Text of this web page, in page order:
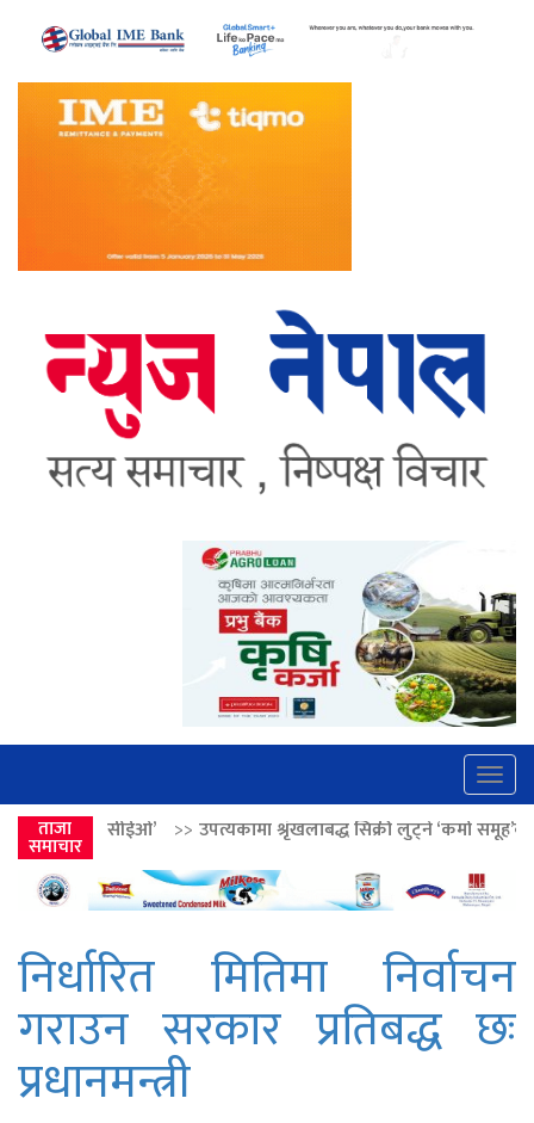
ताजा
समाचार
उपत्यकामा श्रृंखलाबद्ध सिक्री लुट्ने ‘कर्मा समूह’का नाइकेसहित पाँच पक्राउ
निर्धारित मितिमा निर्वाचन
गराउन सरकार प्रतिबद्ध छः
प्रधानमन्त्री